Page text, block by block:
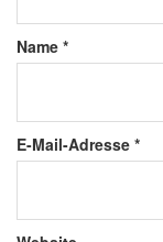
Name *
E-Mail-Adresse *